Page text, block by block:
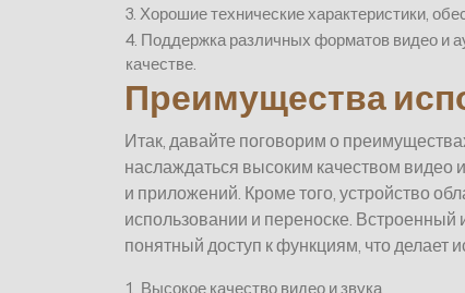
3. Хорошие технические характеристики,
4. Поддержка различных форматов видео и
качестве.
Преимущества
Итак, давайте поговорим о
наслаждаться высоким качеством видео
и приложений. Кроме того, устройство
использовании и переноске. Встроенный
понятный доступ к функциям, что делает
1. Высокое качество видео и звука